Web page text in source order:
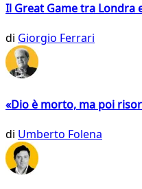
Il Great Game tra
di Giorgio Ferrari
«Dio è morto, ma poi
di Umberto Folena